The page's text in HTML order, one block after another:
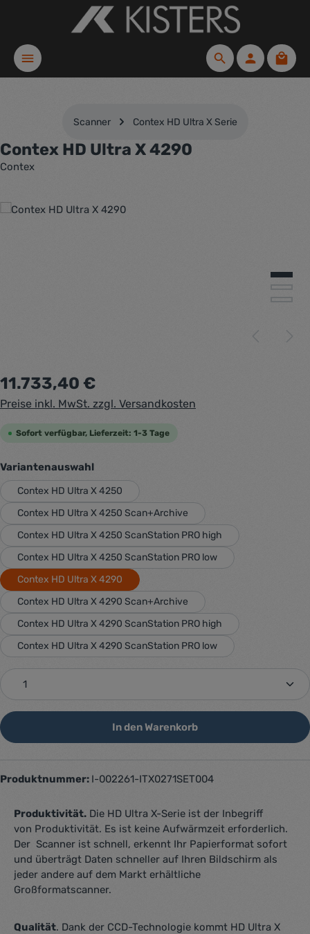
Zum Hauptinhalt springen
Scanner Contex HD Ultra X Serie
Contex HD Ultra X 4290
Contex
Bildergalerie überspringen
Regulärer Preis:
11.733,40 €
Preise inkl. MwSt. zzgl. Versandkosten
Sofort verfügbar, Lieferzeit: 1-3 Tage
Variantenauswahlauswählen
Contex HD Ultra X 4250
Contex HD Ultra X 4250 Scan+Archive
Contex HD Ultra X 4250 ScanStation PRO high
Contex HD Ultra X 4250 ScanStation PRO low
Contex HD Ultra X 4290
Contex HD Ultra X 4290 Scan+Archive
Contex HD Ultra X 4290 ScanStation PRO high
Contex HD Ultra X 4290 ScanStation PRO low
Produkt Anzahl: Gib den gewünschten Wert ein
In den Warenkorb
Produktnummer: I-002261-ITX0271SET004
Produktivität. Die HD Ultra X-Serie ist der Inbegriff
von Produktivität. Es ist keine Aufwärmzeit erforderlich.
Der Scanner ist schnell, erkennt Ihr Papierformat sofort
und überträgt Daten schneller auf Ihren Bildschirm als
jeder andere auf dem Markt erhältliche
Großformatscanner.
Qualität. Dank der CCD-Technologie kommt HD Ultra X